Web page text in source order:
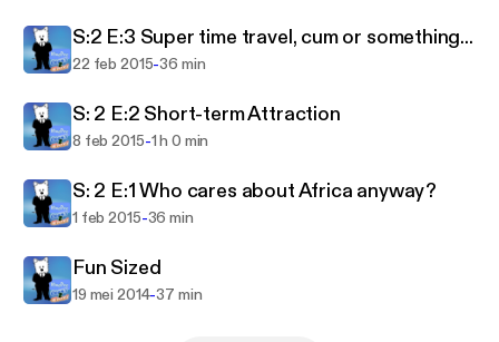
S:2 E:3 Super time travel, cum or something...
22 feb 2015-36 min
S: 2 E:2 Short-term Attraction
8 feb 2015-1 h 0 min
S: 2 E:1 Who cares about Africa anyway?
1 feb 2015-36 min
Fun Sized
19 mei 2014-37 min